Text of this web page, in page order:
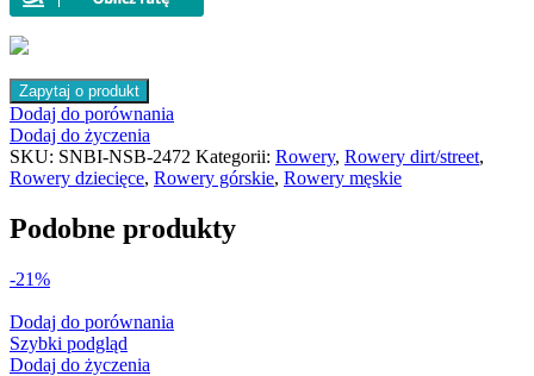
Zapytaj o produkt
Dodaj do porównania
Dodaj do życzenia
SKU: SNBI-NSB-2472 Kategorii: Rowery, Rowery dirt/street,
Rowery dziecięce, Rowery górskie, Rowery męskie
Podobne produkty
-21%
Dodaj do porównania
Szybki podgląd
Dodaj do życzenia